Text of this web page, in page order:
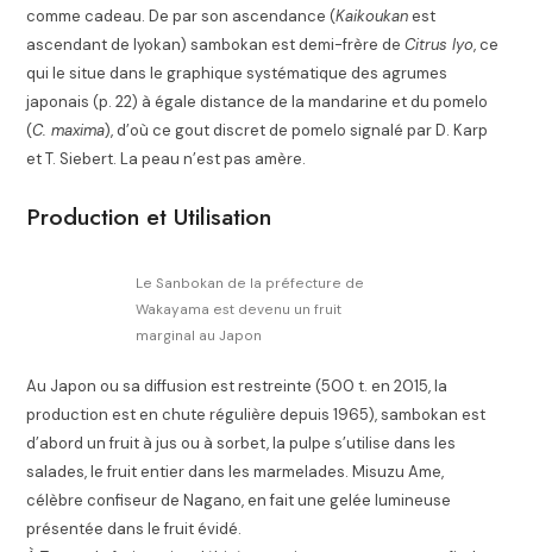
comme cadeau. De par son ascendance (Kaikoukanest
ascendant de Iyokan) sambokan est demi-frère deCitrus Iyo, ce
qui le situe dans le graphique systématique des agrumes
japonais (p. 22) à égale distance de la mandarine et du pomelo
(C. maxima), d’où ce gout discret de pomelo signalé par D. Karp
et T. Siebert. La peau n’est pas amère.
Production et Utilisation
Le Sanbokan de la préfecture de
Wakayama est devenu un fruit
marginal au Japon
Au Japon ou sa diffusion est restreinte (500 t. en 2015, la
production est en chute régulière depuis 1965), sambokan est
d’abord un fruit à jus ou à sorbet, la pulpe s’utilise dans les
salades, le fruit entier dans les marmelades. Misuzu Ame,
célèbre confiseur de Nagano, en fait une gelée lumineuse
présentée dans le fruit évidé.